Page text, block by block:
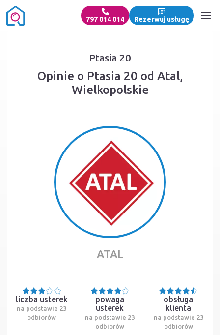
797 014 014 Rezerwuj usługę
Ptasia 20
Opinie o Ptasia 20 od Atal,
Wielkopolskie
ATAL
liczba usterek
na podstawie 23
odbiorów
powaga
usterek
na podstawie 23
odbiorów
obsługa
klienta
na podstawie 23
odbiorów